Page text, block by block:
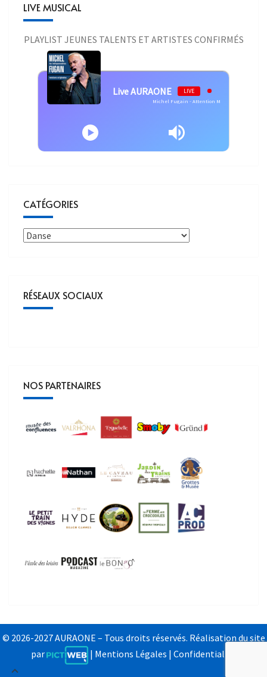
LIVE MUSICAL
PLAYLIST JEUNES TALENTS ET ARTISTES CONFIRMÉS
Live AURAONE LIVE
Michel Fugain - Attention Mesdames Et Messieurs
CATÉGORIES
RÉSEAUX SOCIAUX
NOS PARTENAIRES
© 2026-2027 AURAONE – Tous droits réservés. Réalisation du site
par
| Mentions Légales | Confidentialité